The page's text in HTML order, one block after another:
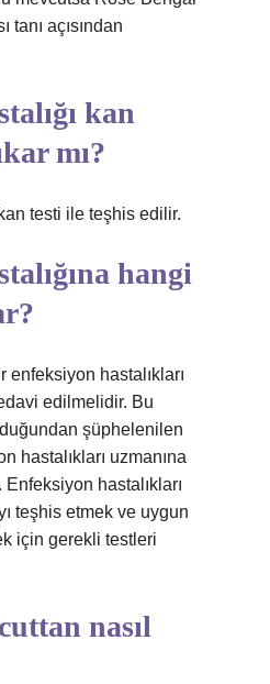
tanı açısından
kan
mı?
testi ile teşhis edilir.
hangi
enfeksiyon hastalıkları
edilmelidir. Bu
şüphelenilen
hastalıkları uzmanına
hastalıkları
teşhis etmek ve uygun
için gerekli testleri
nasıl